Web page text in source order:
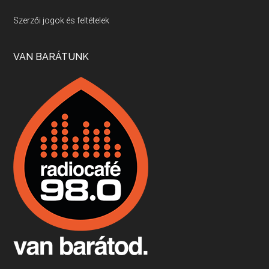
Villány, kékfrankos, Jackfall
Apr 17, 2026 • 00:35:38
Boston, teadélután, bab és homár
Apr 9, 2026 • 00:37:17
Fermentáljunk, a testünk meghálálja!
Apr 3, 2026 • 00:36:07
Szerzői jogok és feltételek
VAN BARÁTUNK